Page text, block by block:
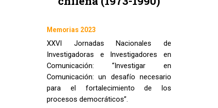
Memorias 2023
XXVI Jornadas Nacionales de
Investigadoras e Investigadores en
Comunicación: “Investigar en
Comunicación: un desafío necesario
para el fortalecimiento de los
procesos democráticos”.